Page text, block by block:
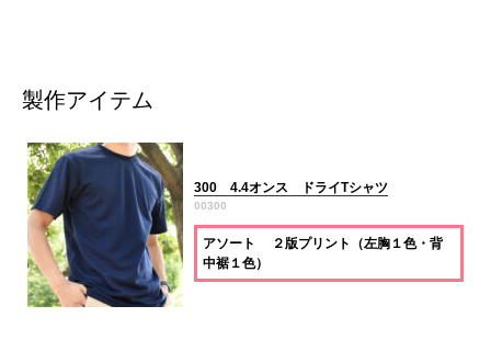
製作アイテム
300 4.4オンス ドライTシャツ
00300
アソート ２版プリント（左胸１色・背
中裾１色）